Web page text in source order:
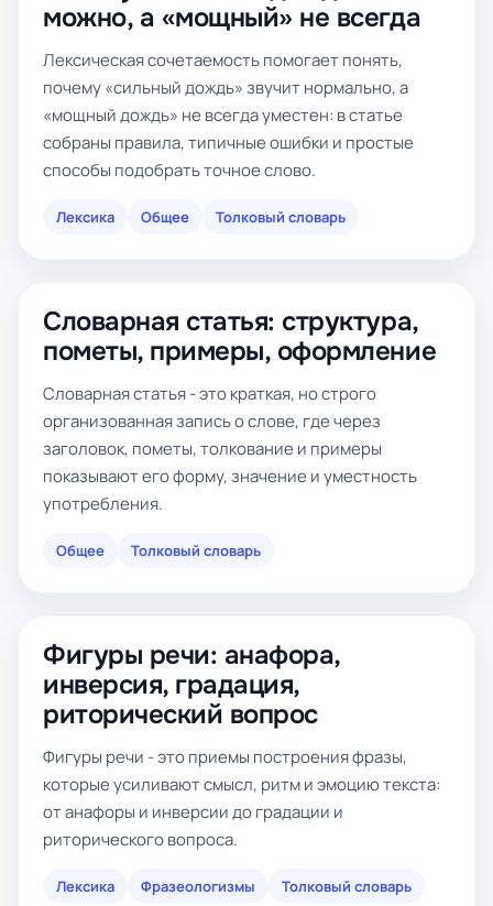
можно, а «мощный» не всегда
Лексическая сочетаемость помогает понять,
почему «сильный дождь» звучит нормально, а
«мощный дождь» не всегда уместен: в статье
собраны правила, типичные ошибки и простые
способы подобрать точное слово.
Лексика Общее Толковый словарь
Словарная статья: структура,
пометы, примеры, оформление
Словарная статья - это краткая, но строго
организованная запись о слове, где через
заголовок, пометы, толкование и примеры
показывают его форму, значение и уместность
употребления.
Общее Толковый словарь
Фигуры речи: анафора,
инверсия, градация,
риторический вопрос
Фигуры речи - это приемы построения фразы,
которые усиливают смысл, ритм и эмоцию текста:
от анафоры и инверсии до градации и
риторического вопроса.
Лексика Фразеологизмы Толковый словарь